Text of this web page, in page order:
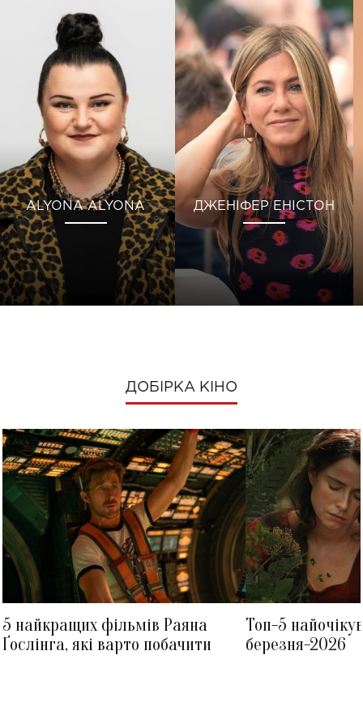
ALYONA ALYONA ДЖЕНІФЕР ЕНІСТОН
ДОБІРКА КІНО
5 найкращих фільмів Раяна
Ґослінга, які варто побачити
Топ-5
березня-2026